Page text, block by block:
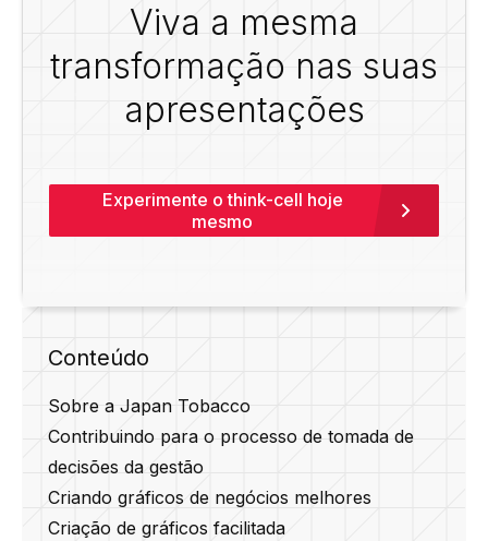
Viva a mesma
transformação nas suas
apresentações
Experimente o think-cell hoje
mesmo
Conteúdo
Sobre a Japan Tobacco
Contribuindo para o processo de tomada de
decisões da gestão
Criando gráficos de negócios melhores
Criação de gráficos facilitada